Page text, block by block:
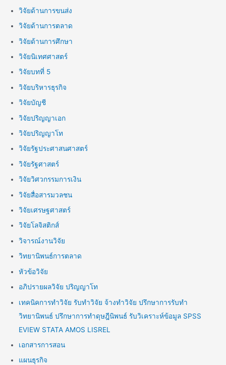
วิจัยด้านการขนส่ง
วิจัยด้านการตลาด
วิจัยด้านการศึกษา
วิจัยนิเทศศาสตร์
วิจัยบทที่ 5
วิจัยบริหารธุรกิจ
วิจัยบัญชี
วิจัยปริญญาเอก
วิจัยปริญญาโท
วิจัยรัฐประศาสนศาสตร์
วิจัยรัฐศาสตร์
วิจัยวิศวกรรมการเงิน
วิจัยสื่อสารมวลชน
วิจัยเศรษฐศาสตร์
วิจัยโลจิสติกส์
วิจารณ์งานวิจัย
วิทยานิพนธ์การตลาด
หัวข้อวิจัย
อภิปรายผลวิจัย ปริญญาโท
เทคนิคการทำวิจัย รับทำวิจัย จ้างทำวิจัย ปรึกษาการรับทำ
วิทยานิพนธ์ ปรึกษาการทำดุษฎีนิพนธ์ รับวิเคราะห์ข้อมูล SPSS
EVIEW STATA AMOS LISREL
เอกสารการสอน
แผนธุรกิจ